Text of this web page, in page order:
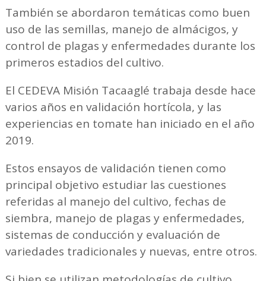
También se abordaron temáticas como buen
uso de las semillas, manejo de almácigos, y
control de plagas y enfermedades durante los
primeros estadios del cultivo.
El CEDEVA Misión Tacaaglé trabaja desde hace
varios años en validación hortícola, y las
experiencias en tomate han iniciado en el año
2019.
Estos ensayos de validación tienen como
principal objetivo estudiar las cuestiones
referidas al manejo del cultivo, fechas de
siembra, manejo de plagas y enfermedades,
sistemas de conducción y evaluación de
variedades tradicionales y nuevas, entre otros.